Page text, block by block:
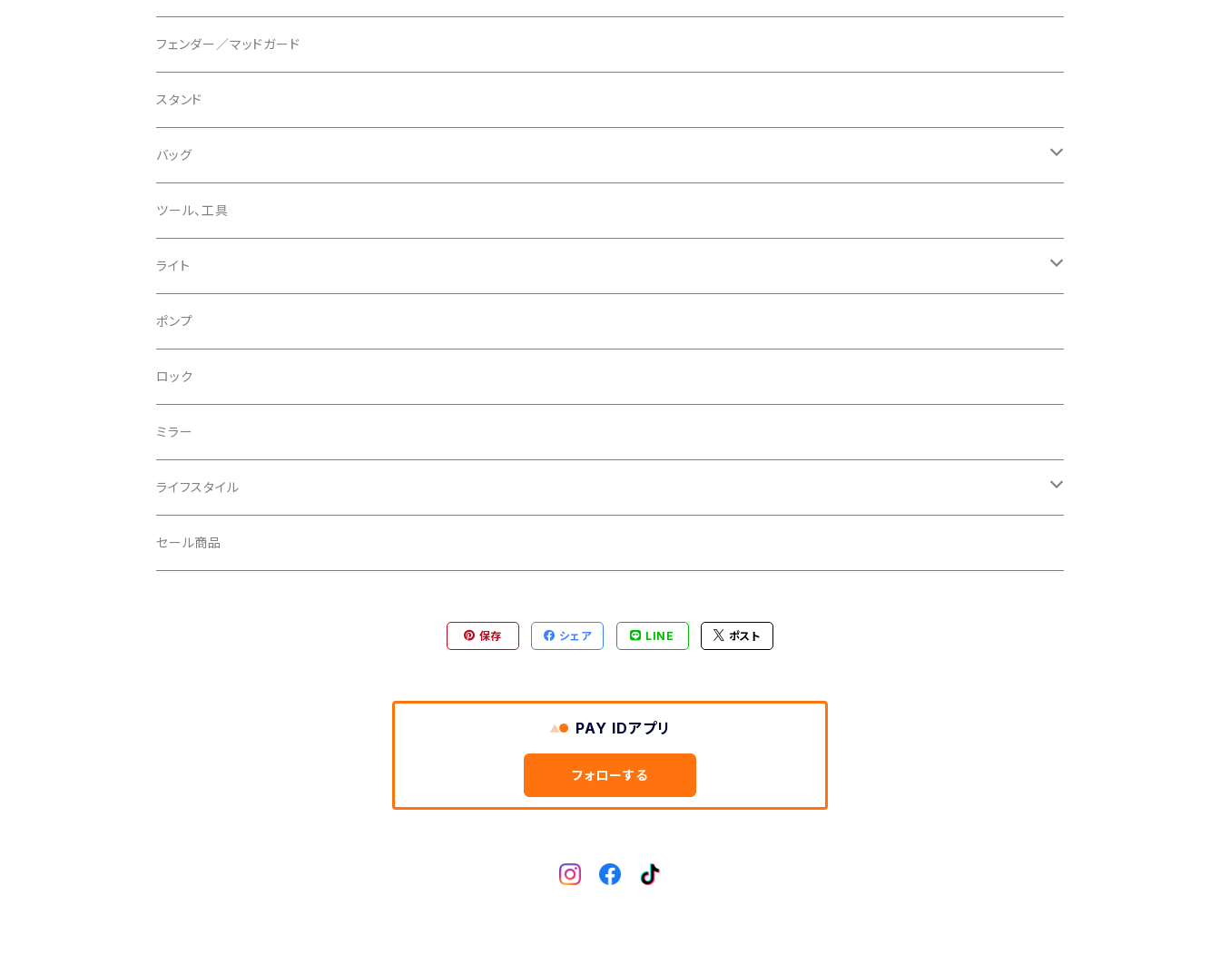
CERAMIC SPEED/セラミックスピード
CHRIS KING/クリスキング
CHROMAG/クロマグ
CHROME/クローム
CONTINENTAL/コンチネンタル
CRANE/クレーン
CRANKBROTHERS/クランクブラザーズ
CROSS SECTION/クロスセクション
CLIK/クリック
CUSH CORE/クッシュコア
ボトムブラケット
リアディレーラー
チェーン
タイヤインサート
リムテープ
チューブレスバルブ/ バルブキャップ
シーラント
フェンダー／マッドガード
スタンド
バッグ
サドルバッグ
サコッシュ
バックパック
フレームバッグ
輪行袋
輪行小物
バイクカバー
その他
ツール、工具
ライト
フロントライト
テールライト
ポンプ
ロック
ミラー
ライフスタイル
キャップ
セール商品
保存 シェア LINE ポスト
PAY IDアプリ
フォローする